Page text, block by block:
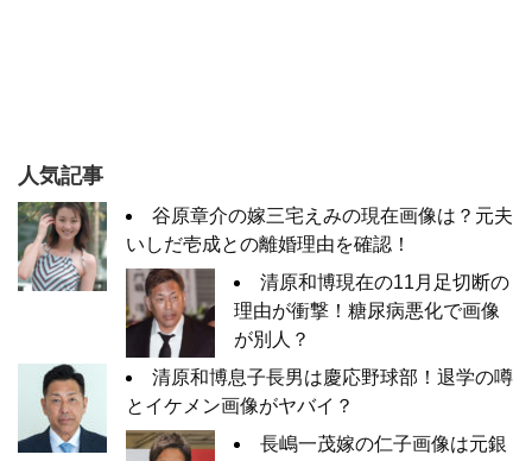
人気記事
谷原章介の嫁三宅えみの現在画像は？元夫
いしだ壱成との離婚理由を確認！
清原和博現在の11月足切断の
理由が衝撃！糖尿病悪化で画像
が別人？
清原和博息子長男は慶応野球部！退学の噂
とイケメン画像がヤバイ？
長嶋一茂嫁の仁子画像は元銀